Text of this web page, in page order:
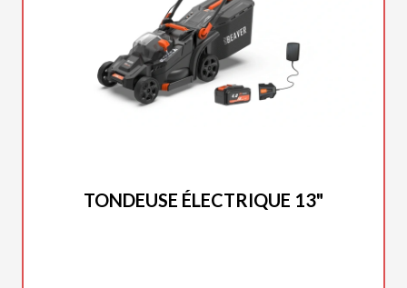
TONDEUSE ÉLECTRIQUE 13"